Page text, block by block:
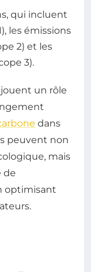
qui incluent
les émissions
2) et les
3).
un rôle
dans
peuvent non
mais
de
optimisant